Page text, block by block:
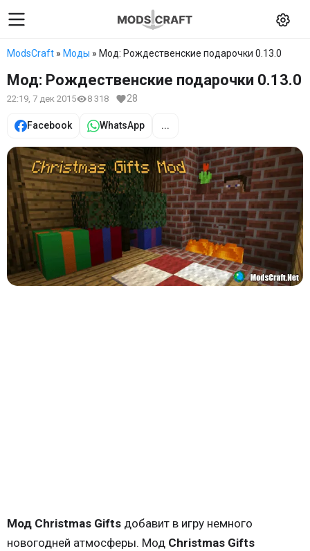
ModsCraft » Моды » Мод: Рождественские подарочки 0.13.0
Мод: Рождественские подарочки 0.13.0
22:19, 7 дек 2015 8 318 28
Facebook WhatsApp ...
Мод Christmas Gifts добавит в игру немного
новогодней атмосферы. Мод Christmas Gifts